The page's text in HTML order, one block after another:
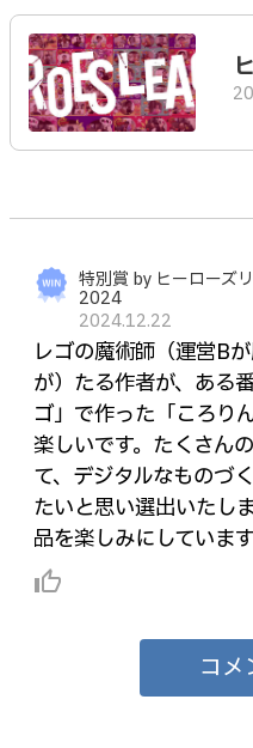
特別賞 by ヒーローズ
2024
2024.12.22
レゴの魔術師（運営B
が）たる作者が、ある
ゴ」で作った「ころり
楽しいです。たくさん
て、デジタルなものづ
たいと思い選出いたし
品を楽しみにしていま
thumb_up_alt
コメ